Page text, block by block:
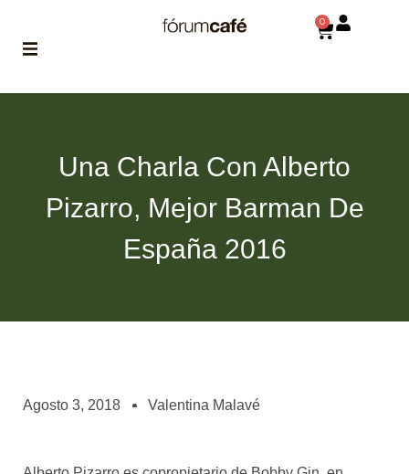
de fórum
asociados
0
Una Charla Con Alberto
Pizarro, Mejor Barman De
España 2016
Agosto 3, 2018 Valentina Malavé